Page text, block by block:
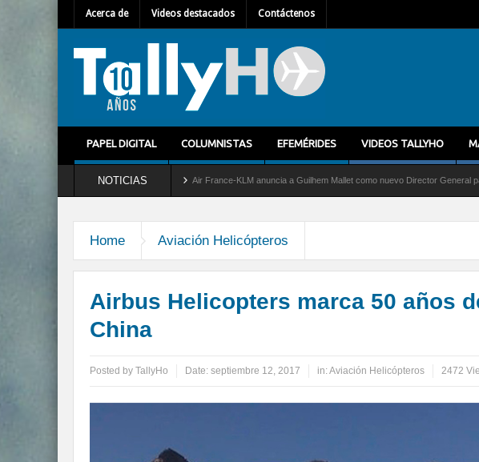
Acerca de Videos destacados Contáctenos
PAPEL DIGITAL COLUMNISTAS EFEMÉRIDES VIDEOS TALLYHO
NOTICIASAir France-KLM anuncia a Guilhem Mallet como nuevo Director General para América
Home Aviación Helicópteros
Airbus Helicopters marca 50 años
China
Posted by TallyHo Date: septiembre 12, 2017 in:Aviación Helicópteros 2472